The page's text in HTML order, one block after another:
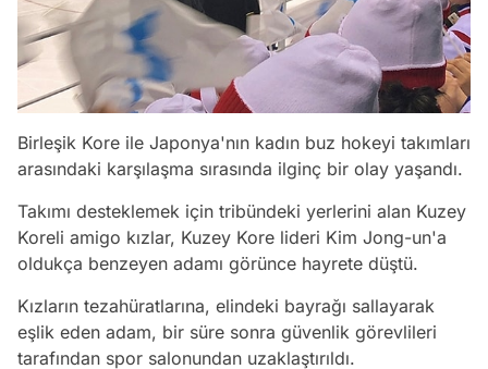
Birleşik Kore ile Japonya'nın kadın buz hokeyi takımları
arasındaki karşılaşma sırasında ilginç bir olay yaşandı.
Takımı desteklemek için tribündeki yerlerini alan Kuzey
Koreli amigo kızlar, Kuzey Kore lideri Kim Jong-un'a
oldukça benzeyen adamı görünce hayrete düştü.
Kızların tezahüratlarına, elindeki bayrağı sallayarak
eşlik eden adam, bir süre sonra güvenlik görevlileri
tarafından spor salonundan uzaklaştırıldı.